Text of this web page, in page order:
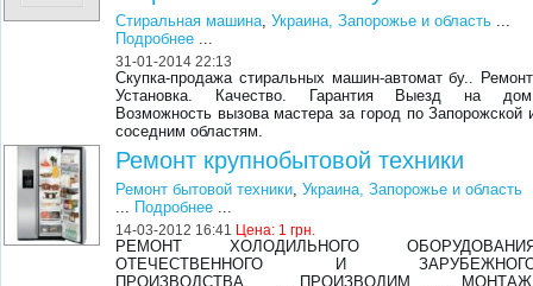
Стиральная машина,Украина, Запорожье и область ...
Подробнее ...
31-01-2014 22:13
Скупка-продажа стиральных машин-автомат бу..
Установка. Качество. Гарантия Выезд на
Возможность вызова мастера за город по Запорожской
соседним областям.
Ремонт крупнобытовой техники
Ремонт бытовой техники,Украина, Запорожье и область
... Подробнее ...
14-03-2012 16:41 Цена: 1 грн.
РЕМОНТ ХОЛОДИЛЬНОГО
ОТЕЧЕСТВЕННОГО И
ПРОИЗВОДСТВА. ПРОИЗВОДИМ